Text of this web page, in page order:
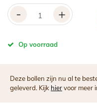
- +
Op voorraad
Deze bollen zijn nu al te
geleverd. Kijk hiervoor meer